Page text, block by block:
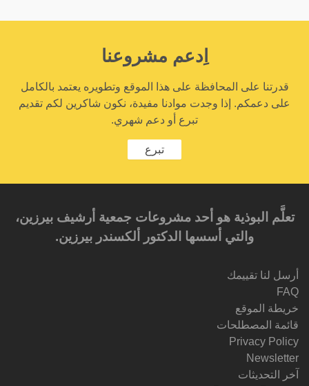
اِدعم مشروعنا
قدرتنا على المحافظة على هذا الموقع وتطويره يعتمد بالكامل
على دعمكم. إذا وجدت موادنا مفيدة، نكون شاكرين لكم تقديم
تبرع أو دعم شهري.
تبرع
تعلَّم البوذية هو أحد مشروعات جمعية أرشيف بيرزين،
والتي أسسها الدكتور ألكسندر بيرزين.‎‎
أرسل لنا تقييمك
FAQ
خريطة الموقع
قائمة المصطلحات
Privacy Policy
Newsletter
آخر التحديثات